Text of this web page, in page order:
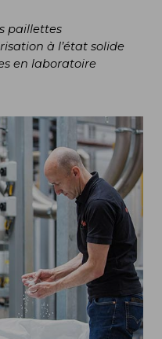
paillettes
à l’état solide
en laboratoire